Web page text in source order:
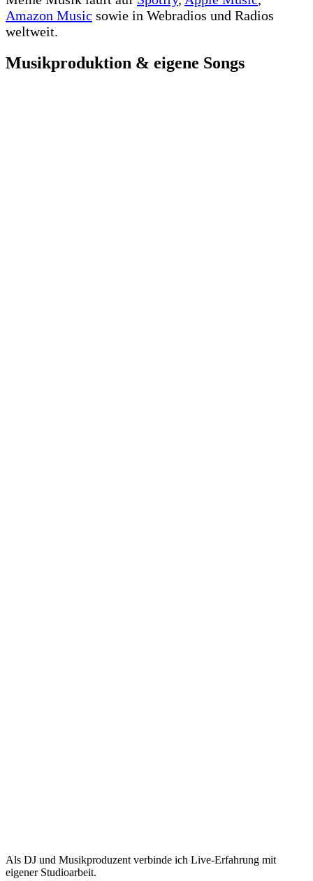
Amazon Music sowie in Webradios und Radios
weltweit.
Musikproduktion & eigene Songs
Als DJ und Musikproduzent verbinde ich Live-Erfahrung mit
eigener Studioarbeit.